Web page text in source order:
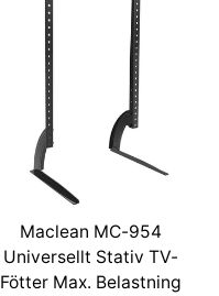
Maclean MC-954
Universellt Stativ TV-
Fötter Max. Belastning